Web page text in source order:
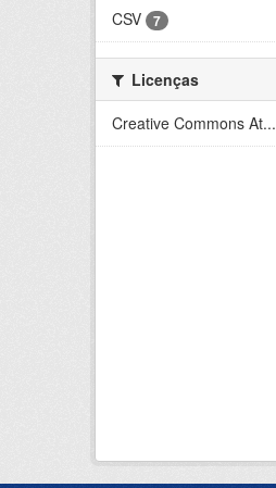
CSV
7
Licenças
Creative Commons At...